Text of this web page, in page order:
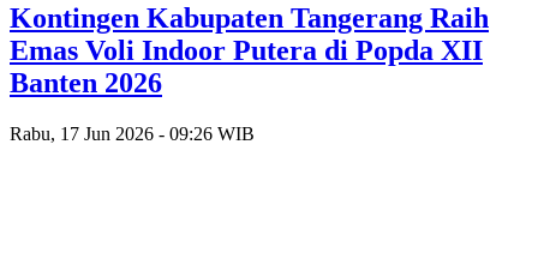
Kontingen Kabupaten Tangerang Raih
Emas Voli Indoor Putera di Popda XII
Banten 2026
Rabu, 17 Jun 2026 - 09:26 WIB